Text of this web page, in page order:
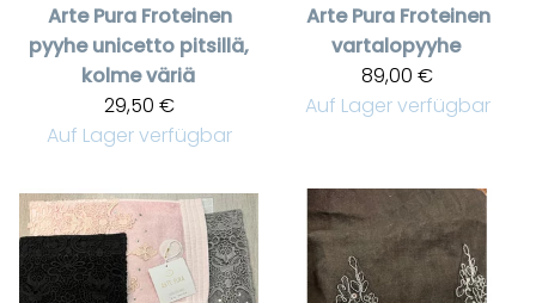
Arte Pura Froteinen
pyyhe unicetto pitsillä,
kolme väriä
29,50 €
Auf Lager verfügbar
Arte Pura Froteinen
vartalopyyhe
89,00 €
Auf Lager verfügbar